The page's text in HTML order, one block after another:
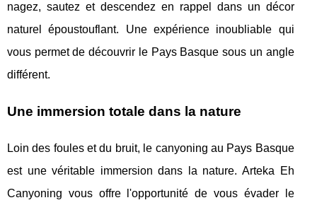
nagez, sautez et descendez en rappel dans un décor
naturel époustouflant. Une expérience inoubliable qui
vous permet de découvrir le Pays Basque sous un angle
différent.
Une immersion totale dans la nature
Loin des foules et du bruit, le canyoning au Pays Basque
est une véritable immersion dans la nature. Arteka Eh
Canyoning vous offre l'opportunité de vous évader le